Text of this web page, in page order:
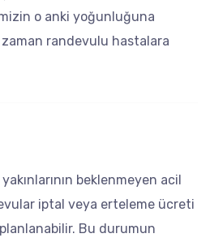
o anki yoğunluğuna
zaman randevulu hastalara
beklenmeyen acil
iptal veya erteleme ücreti
Bu durumun